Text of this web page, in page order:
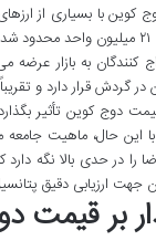
با بسیاری از
تعداد کل بیت کوین های قابل
به بازار عرضه
دوج کوین تأثیر
این حال، ماهیت
را در حدی بالا نگه
جهت ارزیابی دقیق
بر قیمت